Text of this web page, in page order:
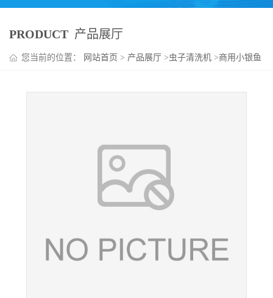
PRODUCT 产品展厅
您当前的位置： 网站首页 > 产品展厅 >虫子清洗机 >商用小银鱼